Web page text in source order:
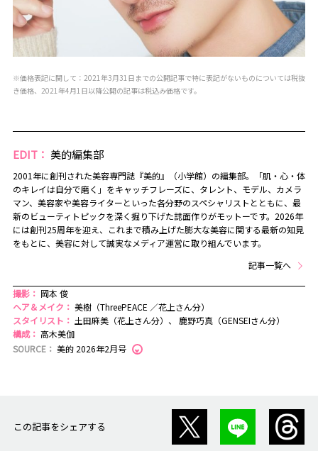
※価格表記に関して：2021年3月31日までの公開記事で特に表記がないものについては税抜
き価格、2021年4月1日以降公開の記事は税込み価格です。
EDIT： 美的編集部
2001年に創刊された美容専門誌『美的』（小学館）の編集部。「肌・心・体
のキレイは自分で磨く」をキャッチフレーズに、タレント、モデル、カメラ
マン、美容家や美容ライターといった各分野のスペシャリストとともに、最
新のビューティトピックを深く掘り下げた誌面作りがモットーです。2026年
には創刊25周年を迎え、これまで積み上げた膨大な美容に関する最新の知見
をもとに、美容に対して誠実なメディア運営に取り組んでいます。
記事一覧へ
撮影： 岡本 俊
ヘア＆メイク： 美樹（ThreePEACE ／花上さん分）
スタイリスト： 土田麻美（花上さん分）、 鹿野巧真（GENSEIさん分）
構成： 高木美伽
SOURCE： 美的 2026年2月号
この記事をシェアする